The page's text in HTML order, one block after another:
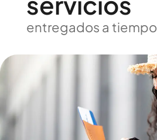
entregados a tiempo